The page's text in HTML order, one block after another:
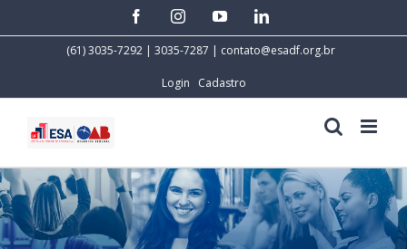
facebookinstagramyoutubelinkedin
(61) 3035-7292 | 3035-7287 | contato@esadf.org.br
Login Cadastro